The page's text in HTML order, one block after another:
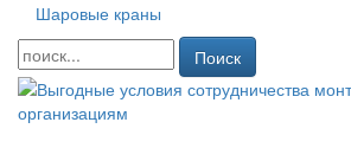
Шаровые краны
Поиск